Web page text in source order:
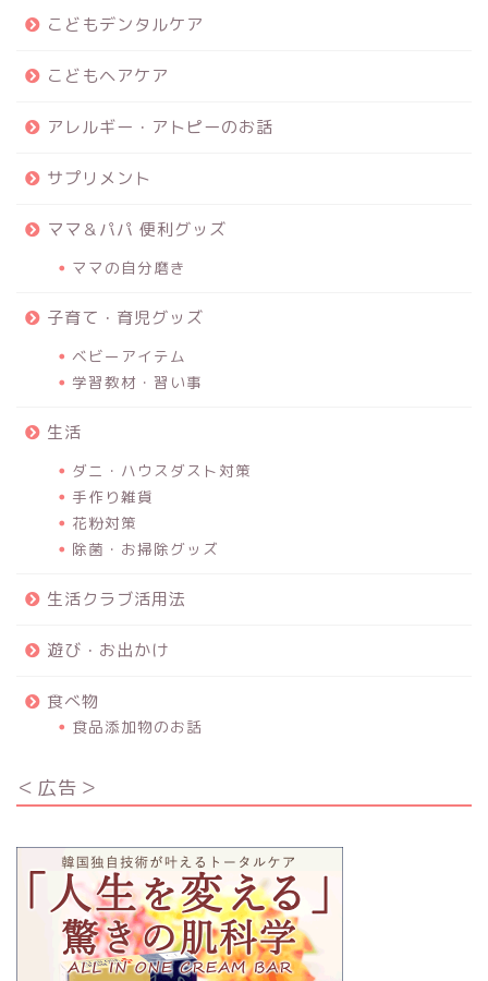
こどもデンタルケア
こどもヘアケア
アレルギー・アトピーのお話
サプリメント
ママ＆パパ 便利グッズ
ママの自分磨き
子育て・育児グッズ
ベビーアイテム
学習教材・習い事
生活
ダニ・ハウスダスト対策
手作り雑貨
花粉対策
除菌・お掃除グッズ
生活クラブ活用法
遊び・お出かけ
食べ物
食品添加物のお話
＜広告＞